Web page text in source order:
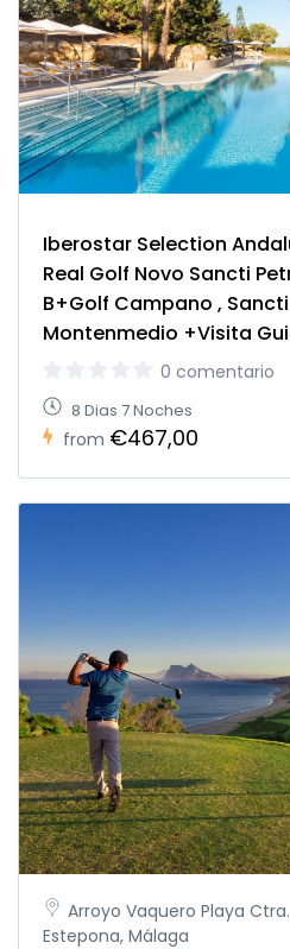
Iberostar Selection
Real Golf Novo Sancti
B+Golf Campano ,
Montenmedio +Visita
0 comentario
8 Dias 7 Noches
from €467,00
Arroyo Vaquero Playa
Estepona, Málaga